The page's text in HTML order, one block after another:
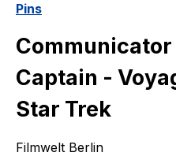
Pins
Captain -
Star Trek
Filmwelt Berlin